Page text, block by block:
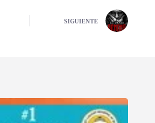
SIGUIENTE